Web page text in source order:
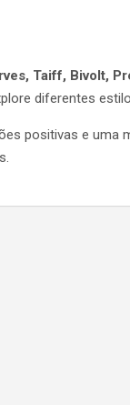
Taiff, Bivolt,
diferentes
positivas e uma